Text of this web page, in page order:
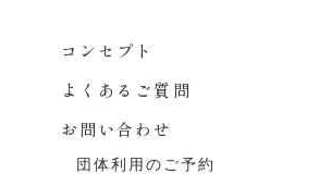
コンセプト
よくあるご質問
お問い合わせ
団体利用のご予約